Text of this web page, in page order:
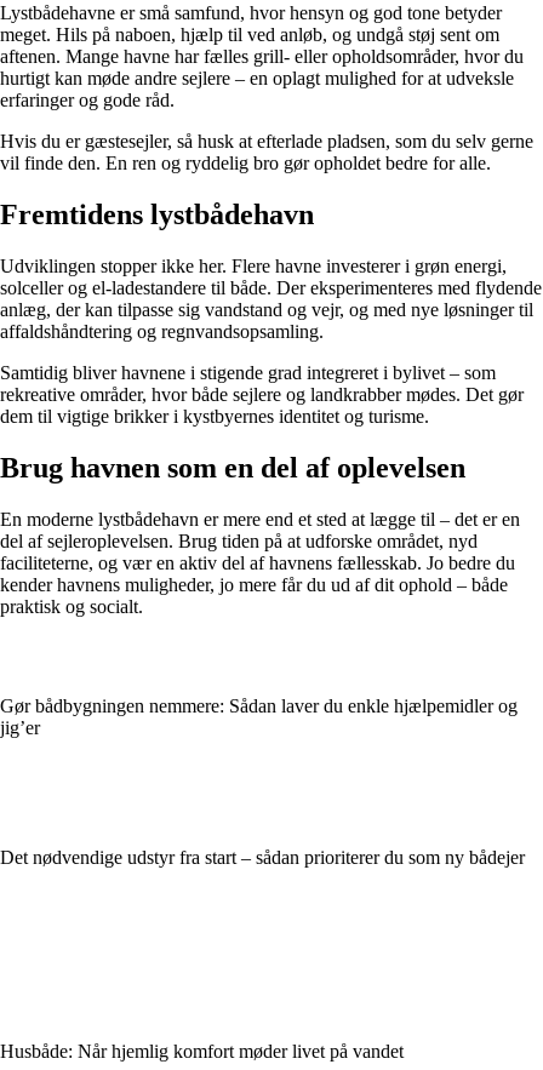
Lystbådehavne er små samfund, hvor hensyn og god tone betyder
meget. Hils på naboen, hjælp til ved anløb, og undgå støj sent om
aftenen. Mange havne har fælles grill- eller opholdsområder, hvor du
hurtigt kan møde andre sejlere – en oplagt mulighed for at udveksle
erfaringer og gode råd.
Hvis du er gæstesejler, så husk at efterlade pladsen, som du selv gerne
vil finde den. En ren og ryddelig bro gør opholdet bedre for alle.
Fremtidens lystbådehavn
Udviklingen stopper ikke her. Flere havne investerer i grøn energi,
solceller og el-ladestandere til både. Der eksperimenteres med flydende
anlæg, der kan tilpasse sig vandstand og vejr, og med nye løsninger til
affaldshåndtering og regnvandsopsamling.
Samtidig bliver havnene i stigende grad integreret i bylivet – som
rekreative områder, hvor både sejlere og landkrabber mødes. Det gør
dem til vigtige brikker i kystbyernes identitet og turisme.
Brug havnen som en del af oplevelsen
En moderne lystbådehavn er mere end et sted at lægge til – det er en
del af sejleroplevelsen. Brug tiden på at udforske området, nyd
faciliteterne, og vær en aktiv del af havnens fællesskab. Jo bedre du
kender havnens muligheder, jo mere får du ud af dit ophold – både
praktisk og socialt.
Gør bådbygningen nemmere: Sådan laver du enkle hjælpemidler og
jig’er
Det nødvendige udstyr fra start – sådan prioriterer du som ny bådejer
Husbåde: Når hjemlig komfort møder livet på vandet